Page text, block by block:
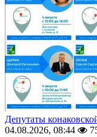
Депутаты
04.08.2026, 08:44